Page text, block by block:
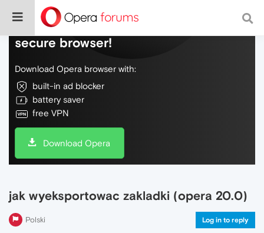
Do more on the web, with a fast and
secure browser!
Download Opera browser with:
built-in ad blocker
battery saver
free VPN
Download Opera
jak wyeksportowac zakladki (opera 20.0)
Polski Log in to reply